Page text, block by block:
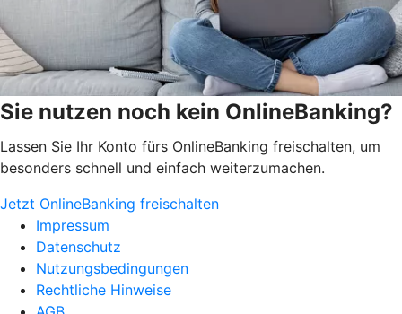
Sie nutzen noch kein OnlineBanking?
Lassen Sie Ihr Konto fürs OnlineBanking freischalten, um
besonders schnell und einfach weiterzumachen.
Jetzt OnlineBanking freischalten
Impressum
Datenschutz
Nutzungsbedingungen
Rechtliche Hinweise